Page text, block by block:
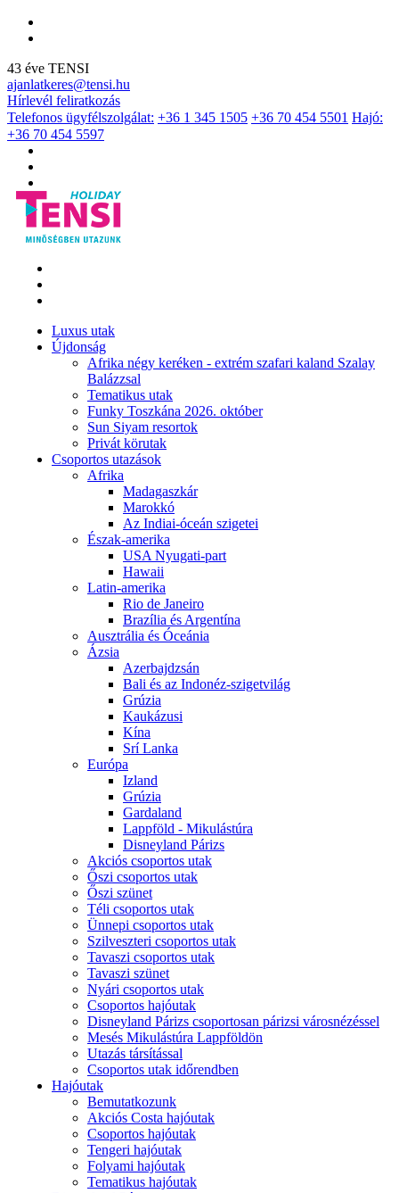
43 éve TENSI
ajanlatkeres@tensi.hu
Hírlevél feliratkozás
Telefonos ügyfélszolgálat: +36 1 345 1505 +36 70 454 5501 Hajó:
+36 70 454 5597
Luxus utak
Újdonság
Afrika négy keréken - extrém szafari kaland Szalay
Balázzsal
Tematikus utak
Funky Toszkána 2026. október
Sun Siyam resortok
Privát körutak
Csoportos utazások
Afrika
Madagaszkár
Marokkó
Az Indiai-óceán szigetei
Észak-amerika
USA Nyugati-part
Hawaii
Latin-amerika
Rio de Janeiro
Brazília és Argentína
Ausztrália és Óceánia
Ázsia
Azerbajdzsán
Bali és az Indonéz-szigetvilág
Grúzia
Kaukázusi
Kína
Srí Lanka
Európa
Izland
Grúzia
Gardaland
Lappföld - Mikulástúra
Disneyland Párizs
Akciós csoportos utak
Őszi csoportos utak
Őszi szünet
Téli csoportos utak
Ünnepi csoportos utak
Szilveszteri csoportos utak
Tavaszi csoportos utak
Tavaszi szünet
Nyári csoportos utak
Csoportos hajóutak
Disneyland Párizs csoportosan párizsi városnézéssel
Mesés Mikulástúra Lappföldön
Utazás társítással
Csoportos utak időrendben
Hajóutak
Bemutatkozunk
Akciós Costa hajóutak
Csoportos hajóutak
Tengeri hajóutak
Folyami hajóutak
Tematikus hajóutak